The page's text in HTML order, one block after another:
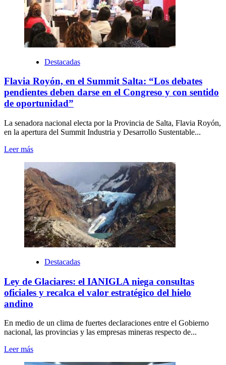
Destacadas
Flavia Royón, en el Summit Salta: “Los debates
pendientes deben darse en el Congreso y con sentido
de oportunidad”
La senadora nacional electa por la Provincia de Salta, Flavia Royón,
en la apertura del Summit Industria y Desarrollo Sustentable...
Leer más
Destacadas
Ley de Glaciares: el IANIGLA niega consultas
oficiales y recalca el valor estratégico del hielo
andino
En medio de un clima de fuertes declaraciones entre el Gobierno
nacional, las provincias y las empresas mineras respecto de...
Leer más